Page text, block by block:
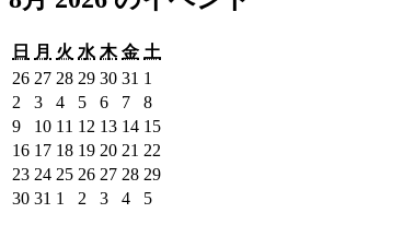
日
日
曜
日
月 月
曜
日
火 火
曜
日
水 水
曜
日
木木
曜
日
金金
曜
日
土
262026
年
7
月
26
日
272026
年
7
月
27
日
282026
年
7
月
28
日
292026
年
7
月
29
日
302026
年
7
月
30
日
31 2026
年
7
月
31
日
1
8
月
1
日
2 2026
年
8
月
2
日
32026
年
8
月
3
日
42026
年
8
月
4
日
52026
年
8
月
5
日
62026
年
8
月
6
日
72026
年
8
月
7
日
82026
年
8
月
8
日
92026
年
8
月
9
102026
年
8
月
10
11 2026
年
8
月
11
12 2026
年
8
月
12
132026
年
8
月
13
142026
年
8
月
14
152026
8
162026
年
8
172026
年
8
182026
年
8
192026
年
8
202026
年
21 2026
年
8
22
年
232026
年
242026
年
252026
年
262026
年
272026
年
282026
年
292026
302026
31 2026
1
2026
2 2026
32026
42026
52026